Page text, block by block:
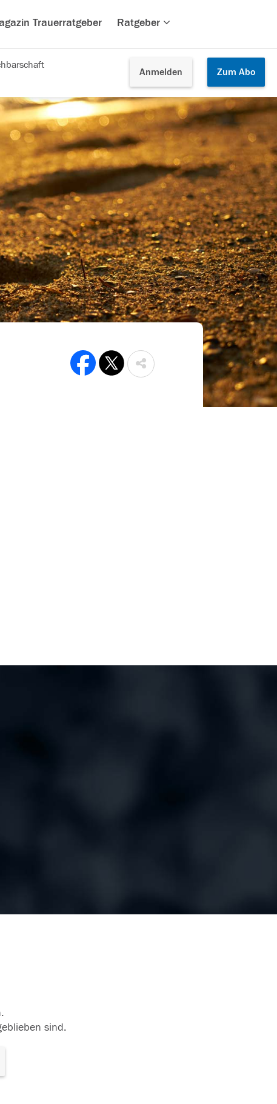
Trauerratgeber Ratgeber
Anmelden Zum Abo
sind.